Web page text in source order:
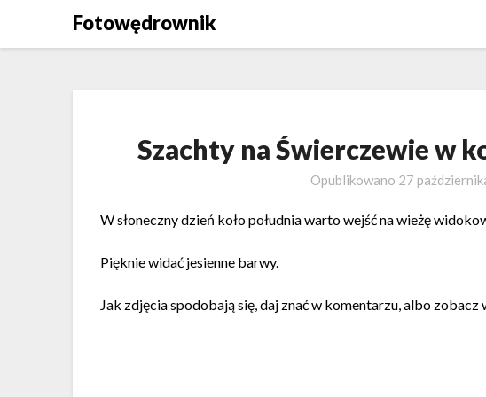
Fotowędrownik
Szachty na Świerczewie w
Opublikowano 27
W słoneczny dzień koło południa warto wejść na wieżę
Pięknie widać jesienne barwy.
Jak zdjęcia spodobają się, daj znać w komentarzu, albo zobacz